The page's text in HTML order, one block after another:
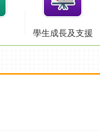
學生成長及支援